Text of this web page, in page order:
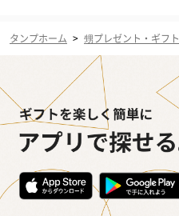
タンプホーム > 甥プレゼント・ギフト